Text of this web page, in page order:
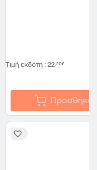
Τιμή εκδότη : 22,20€
Προσθήκη